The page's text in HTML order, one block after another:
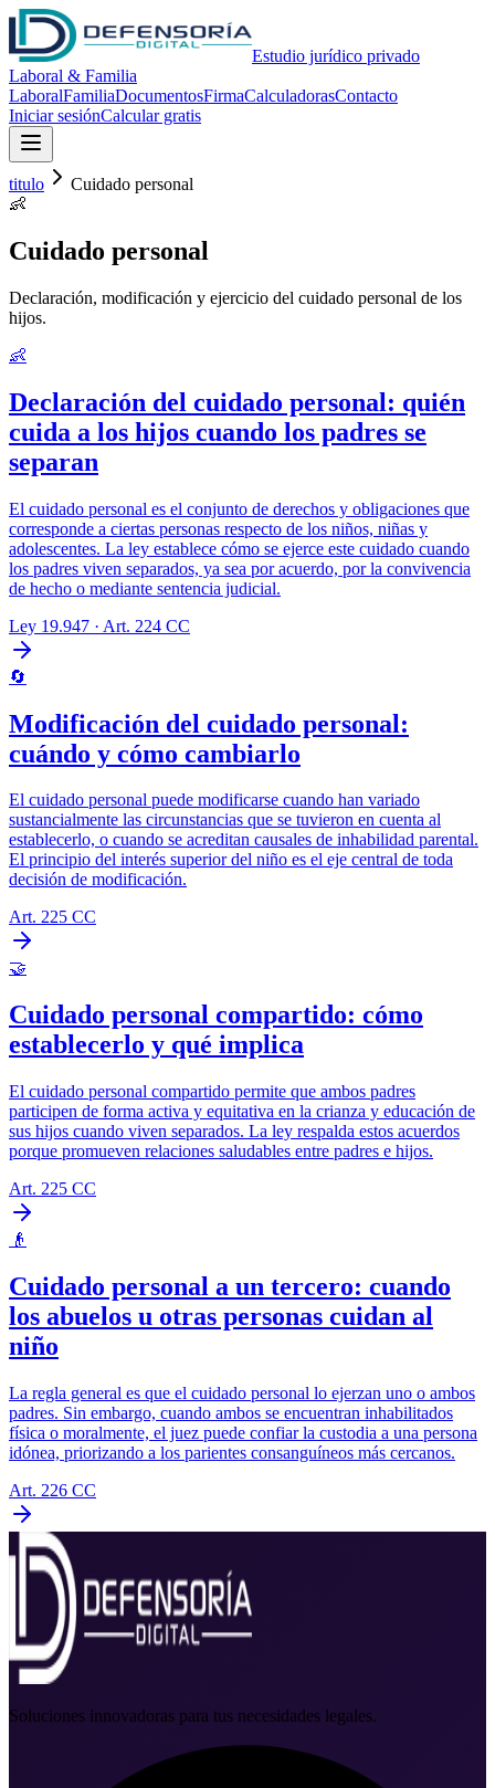
Estudio jurídico privado
Laboral & Familia
LaboralFamiliaDocumentosFirmaCalculadorasContacto
Iniciar sesiónCalcular gratis
titulo
Cuidado personal
👶
Cuidado personal
Declaración, modificación y ejercicio del cuidado personal de los
hijos.
👶
Declaración del cuidado personal: quién
cuida a los hijos cuando los padres se
separan
El cuidado personal es el conjunto de derechos y obligaciones que
corresponde a ciertas personas respecto de los niños, niñas y
adolescentes. La ley establece cómo se ejerce este cuidado cuando
los padres viven separados, ya sea por acuerdo, por la convivencia
de hecho o mediante sentencia judicial.
Ley 19.947 · Art. 224 CC
🔄
Modificación del cuidado personal:
cuándo y cómo cambiarlo
El cuidado personal puede modificarse cuando han variado
sustancialmente las circunstancias que se tuvieron en cuenta al
establecerlo, o cuando se acreditan causales de inhabilidad parental.
El principio del interés superior del niño es el eje central de toda
decisión de modificación.
Art. 225 CC
🤝
Cuidado personal compartido: cómo
establecerlo y qué implica
El cuidado personal compartido permite que ambos padres
participen de forma activa y equitativa en la crianza y educación de
sus hijos cuando viven separados. La ley respalda estos acuerdos
porque promueven relaciones saludables entre padres e hijos.
Art. 225 CC
👴
Cuidado personal a un tercero: cuando
los abuelos u otras personas cuidan al
niño
La regla general es que el cuidado personal lo ejerzan uno o ambos
padres. Sin embargo, cuando ambos se encuentran inhabilitados
física o moralmente, el juez puede confiar la custodia a una persona
idónea, priorizando a los parientes consanguíneos más cercanos.
Art. 226 CC
Soluciones innovadoras para tus necesidades legales.